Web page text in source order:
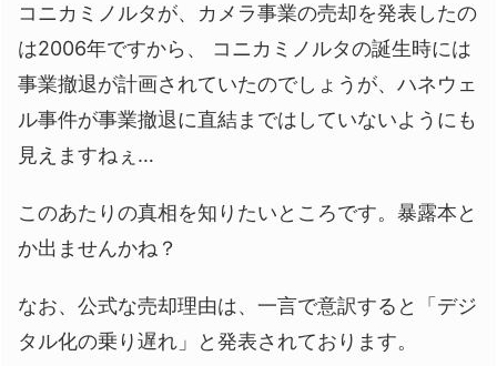
コニカミノルタが、カメラ事業の売却を発表したの
は2006年ですから、 コニカミノルタの誕生時には
事業撤退が計画されていたのでしょうが、ハネウェ
ル事件が事業撤退に直結まではしていないようにも
見えますねぇ…
このあたりの真相を知りたいところです。暴露本と
か出ませんかね？
なお、公式な売却理由は、一言で意訳すると「デジ
タル化の乗り遅れ」と発表されております。